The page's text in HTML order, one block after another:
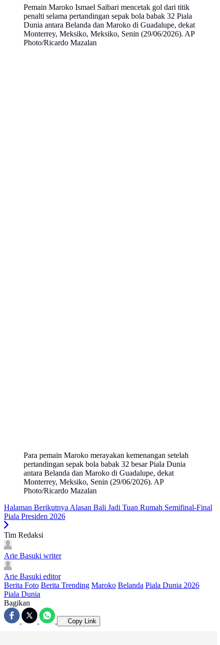
Pemain Maroko Ismael Saibari mencetak gol dari titik
penalti selama pertandingan sepak bola babak 32 Piala
Dunia antara Belanda dan Maroko di Guadalupe, dekat
Monterrey, Meksiko, Meksiko, Senin (29/06/2026). AP
Photo/Ricardo Mazalan
Para pemain Maroko merayakan kemenangan setelah
pertandingan sepak bola babak 32 besar Piala Dunia
antara Belanda dan Maroko di Guadalupe, dekat
Monterrey, Meksiko, Senin (29/06/2026). AP
Photo/Ricardo Mazalan
Halaman BerikutnyaAlasan Bali Jadi Tuan Rumah Semifinal-Final
Piala Presiden 2026
Tim Redaksi
Arie Basuki writer
Arie Basuki editor
Berita Foto Berita Trending Maroko Belanda Piala Dunia 2026
Piala Dunia
Bagikan
Copy Link